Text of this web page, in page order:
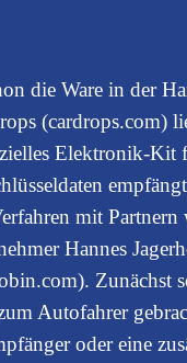
die Ware in der
(cardrops.com)
Elektronik-
mit
Hannes
Autofahrer
oder eine